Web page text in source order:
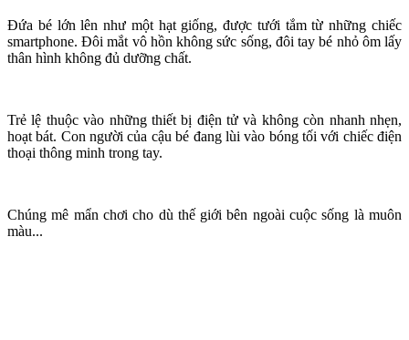
Đứa bé lớn lên như một hạt giống, được tưới tắm từ những chiếc
smartphone. Đôi mắt vô hồn không sức sống, đôi tay bé nhỏ ôm lấy
thâ‌n hìn‌h không đủ dưỡng chất.
Trẻ lệ thuộc vào những thiết bị điện tử và không còn nhanh nhẹn,
hoạt bát. Con người của cậu bé đang lùi vào bóng tối với chiếc điện
thoại thông minh trong tay.
Chúng mê mẩn chơi cho dù thế giới bên ngoài cuộc sống là muôn
màu...